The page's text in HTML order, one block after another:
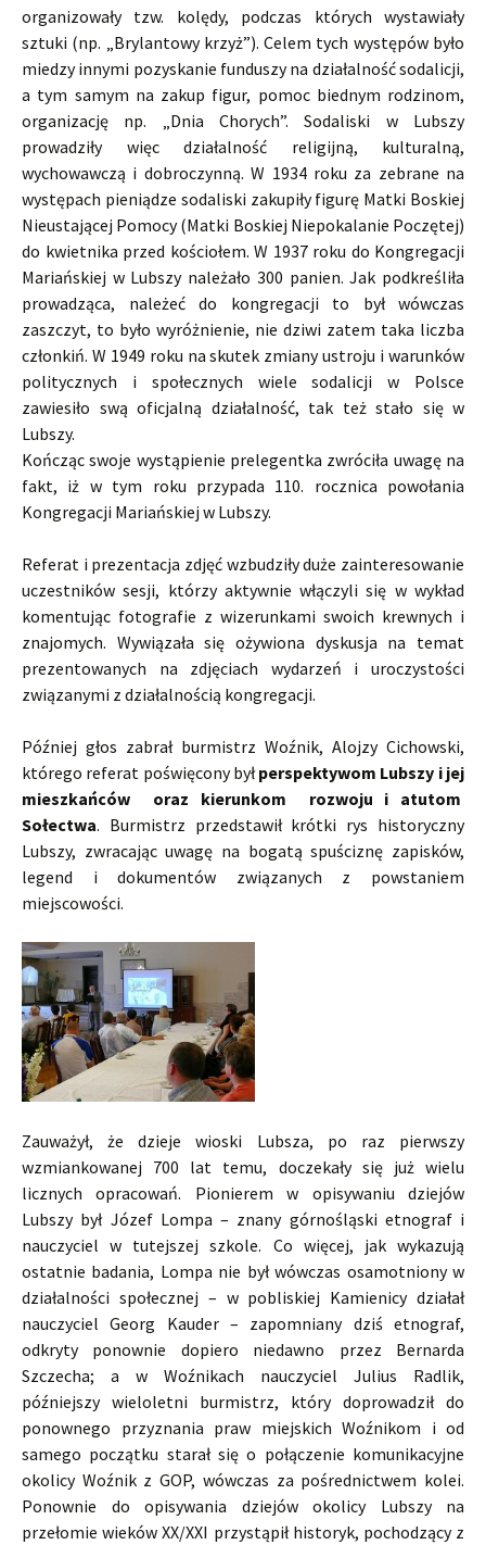
organizowały tzw. kolędy, podczas których wystawiały
sztuki (np. „Brylantowy krzyż”). Celem tych występów było
miedzy innymi pozyskanie funduszy na działalność sodalicji,
a tym samym na zakup figur, pomoc biednym rodzinom,
organizację np. „Dnia Chorych”. Sodaliski w Lubszy
prowadziły więc działalność religijną, kulturalną,
wychowawczą i dobroczynną. W 1934 roku za zebrane na
występach pieniądze sodaliski zakupiły figurę Matki Boskiej
Nieustającej Pomocy (Matki Boskiej Niepokalanie Poczętej)
do kwietnika przed kościołem. W 1937 roku do Kongregacji
Mariańskiej w Lubszy należało 300 panien. Jak podkreśliła
prowadząca, należeć do kongregacji to był wówczas
zaszczyt, to było wyróżnienie, nie dziwi zatem taka liczba
członkiń. W 1949 roku na skutek zmiany ustroju i warunków
politycznych i społecznych wiele sodalicji w Polsce
zawiesiło swą oficjalną działalność, tak też stało się w
Lubszy.
Kończąc swoje wystąpienie prelegentka zwróciła uwagę na
fakt, iż w tym roku przypada 110. rocznica powołania
Kongregacji Mariańskiej w Lubszy.
Referat i prezentacja zdjęć wzbudziły duże zainteresowanie
uczestników sesji, którzy aktywnie włączyli się w wykład
komentując fotografie z wizerunkami swoich krewnych i
znajomych. Wywiązała się ożywiona dyskusja na temat
prezentowanych na zdjęciach wydarzeń i uroczystości
związanymi z działalnością kongregacji.
Później głos zabrał burmistrz Woźnik, Alojzy Cichowski,
którego referat poświęcony byłperspektywom Lubszy i jej
mieszkańców oraz kierunkom rozwoju i atutom
Sołectwa. Burmistrz przedstawił krótki rys historyczny
Lubszy, zwracając uwagę na bogatą spuściznę zapisków,
legend i dokumentów związanych z powstaniem
miejscowości.
Zauważył, że dzieje wioski Lubsza, po raz pierwszy
wzmiankowanej 700 lat temu, doczekały się już wielu
licznych opracowań. Pionierem w opisywaniu dziejów
Lubszy był Józef Lompa – znany górnośląski etnograf i
nauczyciel w tutejszej szkole. Co więcej, jak wykazują
ostatnie badania, Lompa nie był wówczas osamotniony w
działalności społecznej – w pobliskiej Kamienicy działał
nauczyciel Georg Kauder – zapomniany dziś etnograf,
odkryty ponownie dopiero niedawno przez Bernarda
Szczecha; a w Woźnikach nauczyciel Julius Radlik,
późniejszy wieloletni burmistrz, który doprowadził do
ponownego przyznania praw miejskich Woźnikom i od
samego początku starał się o połączenie komunikacyjne
okolicy Woźnik z GOP, wówczas za pośrednictwem kolei.
Ponownie do opisywania dziejów okolicy Lubszy na
przełomie wieków XX/XXI przystąpił historyk, pochodzący z